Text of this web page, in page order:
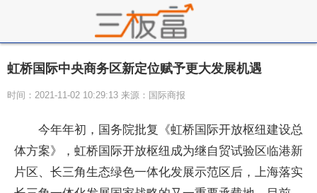
虹桥国际中央商务区新定位赋予更大发展机遇
时间：2021-11-02 10:29:13 来源：国际商报
今年年初，国务院批复《虹桥国际开放枢纽建设总
体方案》，虹桥国际开放枢纽成为继自贸试验区临港新
片区、长三角生态绿色一体化发展示范区后，上海落实